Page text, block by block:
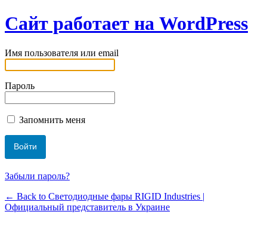
Сайт работает на WordPress
Имя пользователя или email
Пароль
Запомнить меня
Забыли пароль?
← Back to Светодиодные фары RIGID Industries |
Официальный представитель в Украине